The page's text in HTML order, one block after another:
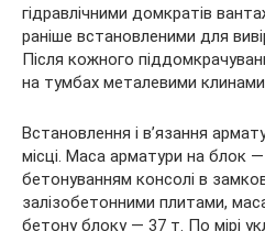
гідравлічними домкратів
раніше встановленими для
Після кожного
на тумбах металевими
Встановлення і в’язання
місці. Маса арматури на блок
бетонуванням консолі в
залізобетонними плитами,
бетону блоку — 37 т. По мірі